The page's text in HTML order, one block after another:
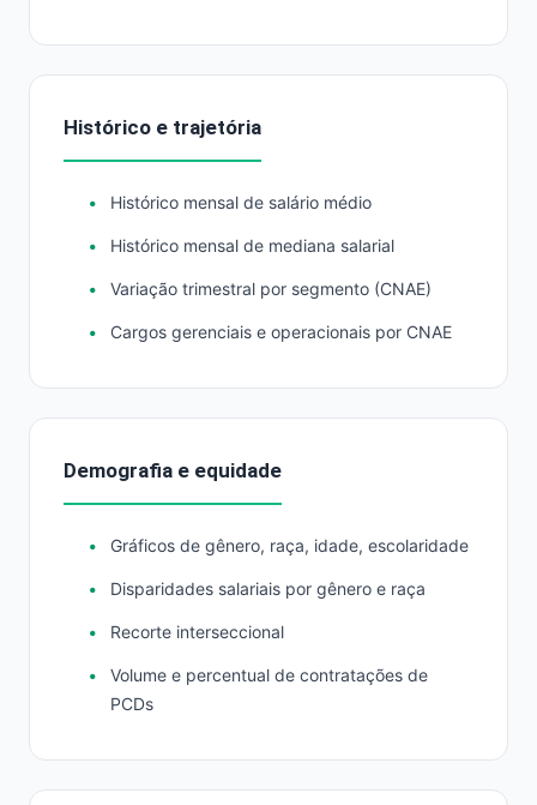
Histórico e trajetória
Histórico mensal de salário médio
Histórico mensal de mediana salarial
Variação trimestral por segmento (CNAE)
Cargos gerenciais e operacionais por CNAE
Demografia e equidade
Gráficos de gênero, raça, idade, escolaridade
Disparidades salariais por gênero e raça
Recorte interseccional
Volume e percentual de contratações de
PCDs